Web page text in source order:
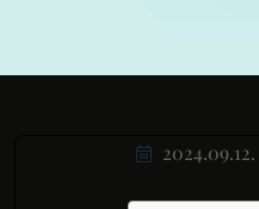
2024.09.12.